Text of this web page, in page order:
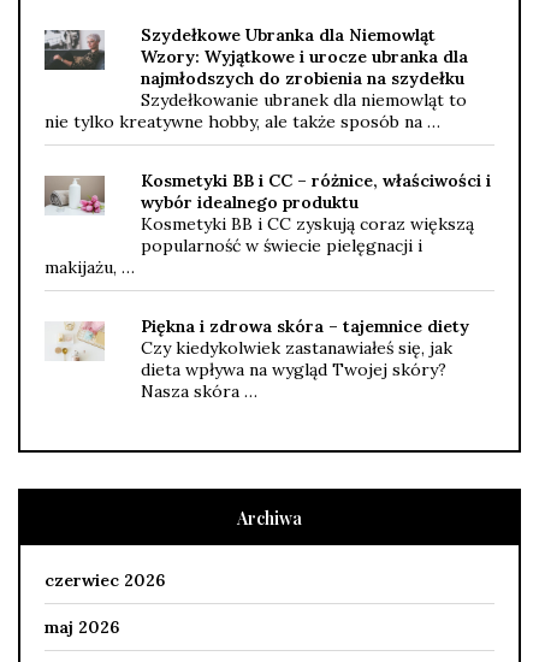
Szydełkowe Ubranka dla Niemowląt
Wzory: Wyjątkowe i urocze ubranka dla
najmłodszych do zrobienia na szydełku
Szydełkowanie ubranek dla niemowląt to
nie tylko kreatywne hobby, ale także sposób na …
Kosmetyki BB i CC – różnice, właściwości i
wybór idealnego produktu
Kosmetyki BB i CC zyskują coraz większą
popularność w świecie pielęgnacji i
makijażu, …
Piękna i zdrowa skóra – tajemnice diety
Czy kiedykolwiek zastanawiałeś się, jak
dieta wpływa na wygląd Twojej skóry?
Nasza skóra …
Archiwa
czerwiec 2026
maj 2026